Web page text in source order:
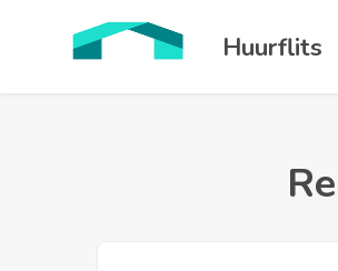
Huurflits